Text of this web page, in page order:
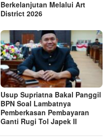
Berkelanjutan Melalui Art
District 2026
Usup Supriatna Bakal Panggil
BPN Soal Lambatnya
Pemberkasan Pembayaran
Ganti Rugi Tol Japek II